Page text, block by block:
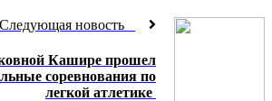
Следующая новость
Кашире прошел
соревнования по
легкой атлетике